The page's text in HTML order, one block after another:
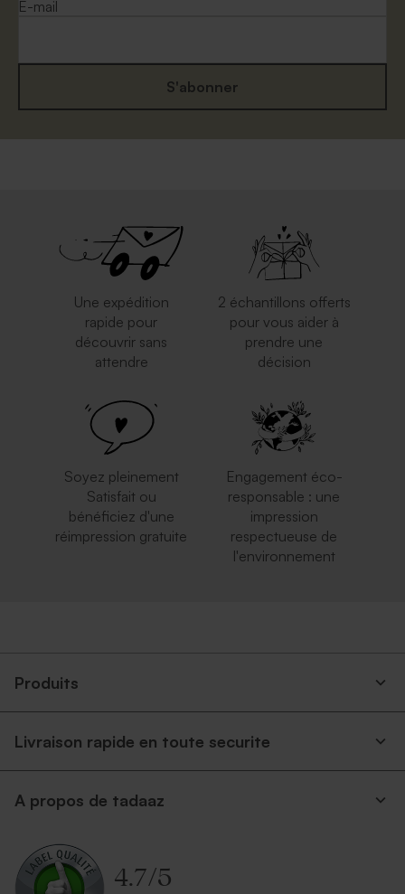
E-mail
S'abonner
Une expédition
rapide pour
découvrir sans
attendre
2 échantillons offerts
pour vous aider à
prendre une
décision
Soyez pleinement
Satisfait ou
bénéficiez d'une
réimpression gratuite
Engagement éco-
responsable : une
impression
respectueuse de
l'environnement
Produits
Livraison rapide en toute securite
A propos de tadaaz
4.7/5